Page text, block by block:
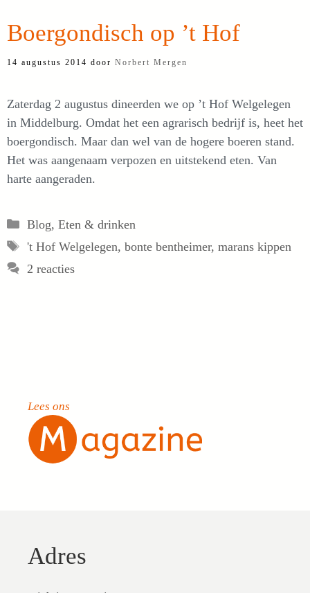
Boergondisch op ’t Hof
14 augustus 2014 door Norbert Mergen
Zaterdag 2 augustus dineerden we op ’t Hof Welgelegen
in Middelburg. Omdat het een agrarisch bedrijf is, heet het
boergondisch. Maar dan wel van de hogere boeren stand.
Het was aangenaam verpozen en uitstekend eten. Van
harte aangeraden.
Categorieën
Blog, Eten & drinken
Tags
't Hof Welgelegen, bonte bentheimer, marans kippen
2 reacties
Lees ons
Adres